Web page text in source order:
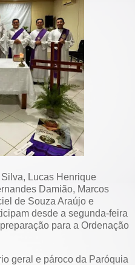
Lucas Henrique
Damião, Marcos
de Souza Araújo e
desde a segunda-feira
para a Ordenação
geral e pároco da Paróquia